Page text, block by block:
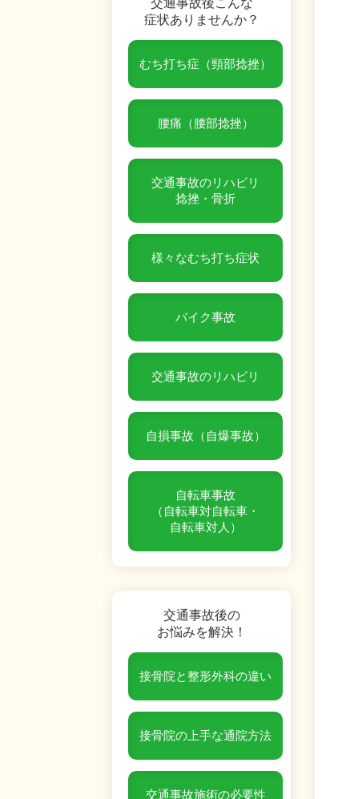
症状ありませんか？
むち打ち症（頸部捻挫）
腰痛（腰部捻挫）
交通事故のリハビリ
捻挫・骨折
様々なむち打ち症状
バイク事故
交通事故のリハビリ
自損事故（自爆事故）
自転車事故
（自転車対自転車・
自転車対人）
交通事故後の
お悩みを解決！
接骨院と整形外科の違い
接骨院の上手な通院方法
交通事故施術の必要性